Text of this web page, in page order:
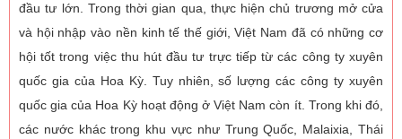
đầu tư lớn. Trong thời gian qua, thực hiện chủ trương mở cửa
và hội nhập vào nền kinh tế thế giới, Việt Nam đã có những cơ
hội tốt trong việc thu hút đầu tư trực tiếp từ các công ty xuyên
quốc gia của Hoa Kỳ. Tuy nhiên, số lượng các công ty xuyên
quốc gia của Hoa Kỳ hoạt động ở Việt Nam còn ít. Trong khi đó,
các nước khác trong khu vực như Trung Quốc, Malaixia, Thái